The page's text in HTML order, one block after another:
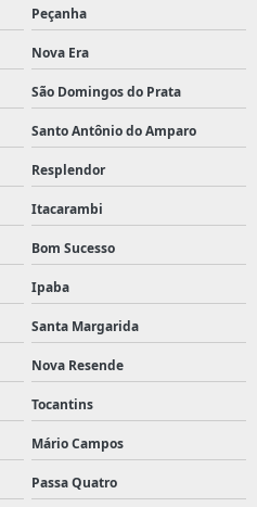
Peçanha
Nova Era
São Domingos do Prata
Santo Antônio do Amparo
Resplendor
Itacarambi
Bom Sucesso
Ipaba
Santa Margarida
Nova Resende
Tocantins
Mário Campos
Passa Quatro